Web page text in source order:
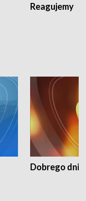
Reagujemy
Dobrego dnia